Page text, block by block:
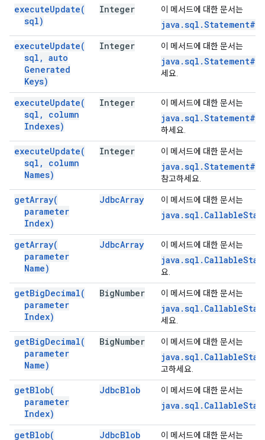
executeUpdate(
sql)
Integer 이 메서드에 대한 문서는
executeUpdate(
sql , auto
Generated
Keys)
Integer 이 메서드에 대한 문서는
세요.
executeUpdate(
sql ,
column
Indexes)
Integer 이 메서드에 대한 문서는
하세요.
executeUpdate(
sql ,
column
Names)
Integer 이 메서드에 대한 문서는
참고하세요.
getArray(
parameter
Index)
JdbcArray 이 메서드에 대한 문서는
getArray(
parameter
Name)
JdbcArray 이 메서드에 대한 문서는
요.
getBigDecimal(
parameter
Index)
BigNumber 이 메서드에 대한 문서는
세요.
getBigDecimal(
parameter
Name)
BigNumber 이 메서드에 대한 문서는
고하세요.
getBlob(
parameter
Index)
JdbcBlob 이 메서드에 대한 문서는
getBlob( JdbcBlob 이 메서드에 대한 문서는